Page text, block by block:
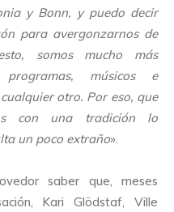
y Bonn, y puedo decir
para avergonzarnos de
somos mucho más
músicos e
otro. Por eso, que
con una tradición lo
un poco extraño».
saber que, meses
Kari Glödstaf, Ville